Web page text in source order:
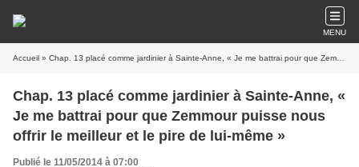
MENU
Accueil » Chap. 13 placé comme jardinier à Sainte-Anne, « Je me battrai pour que Zemmour puisse nous offrir le meilleur et le pire de lui-même »
Chap. 13 placé comme jardinier à Sainte-Anne, «
Je me battrai pour que Zemmour puisse nous
offrir le meilleur et le pire de lui-même »
Publié le 11/05/2014 à 07:00